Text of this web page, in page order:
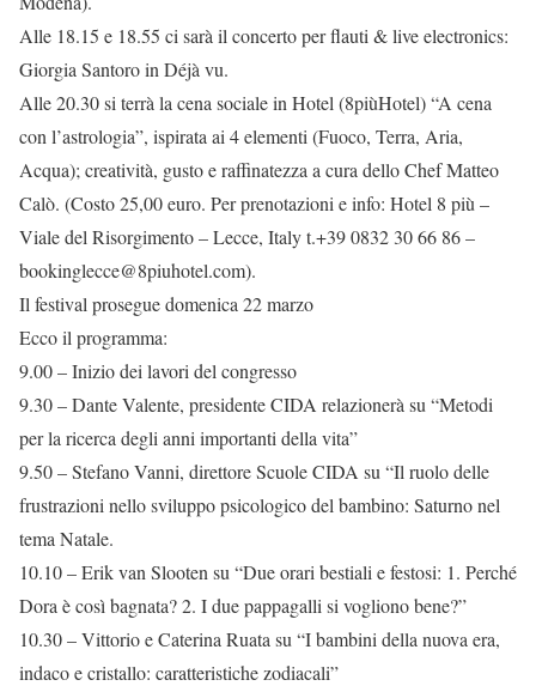
Alle 18.15 e 18.55 ci sarà il concerto per flauti & live electronics:
Giorgia Santoro in Déjà vu.
Alle 20.30 si terrà la cena sociale in Hotel (8piùHotel) “A cena
con l’astrologia”, ispirata ai 4 elementi (Fuoco, Terra, Aria,
Acqua); creatività, gusto e raffinatezza a cura dello Chef Matteo
Calò. (Costo 25,00 euro. Per prenotazioni e info: Hotel 8 più –
Viale del Risorgimento – Lecce, Italy t.+39 0832 30 66 86 –
bookinglecce@8piuhotel.com).
Il festival prosegue domenica 22 marzo
Ecco il programma:
9.00 – Inizio dei lavori del congresso
9.30 – Dante Valente, presidente CIDA relazionerà su “Metodi
per la ricerca degli anni importanti della vita”
9.50 – Stefano Vanni, direttore Scuole CIDA su “Il ruolo delle
frustrazioni nello sviluppo psicologico del bambino: Saturno nel
tema Natale.
10.10 – Erik van Slooten su “Due orari bestiali e festosi: 1. Perché
Dora è così bagnata? 2. I due pappagalli si vogliono bene?”
10.30 – Vittorio e Caterina Ruata su “I bambini della nuova era,
indaco e cristallo: caratteristiche zodiacali”